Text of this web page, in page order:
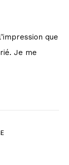
que
Je me